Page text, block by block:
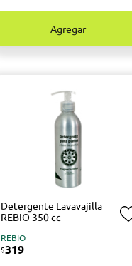
Agregar
Detergente Lavavajilla
REBIO 350 cc
REBIO
$319